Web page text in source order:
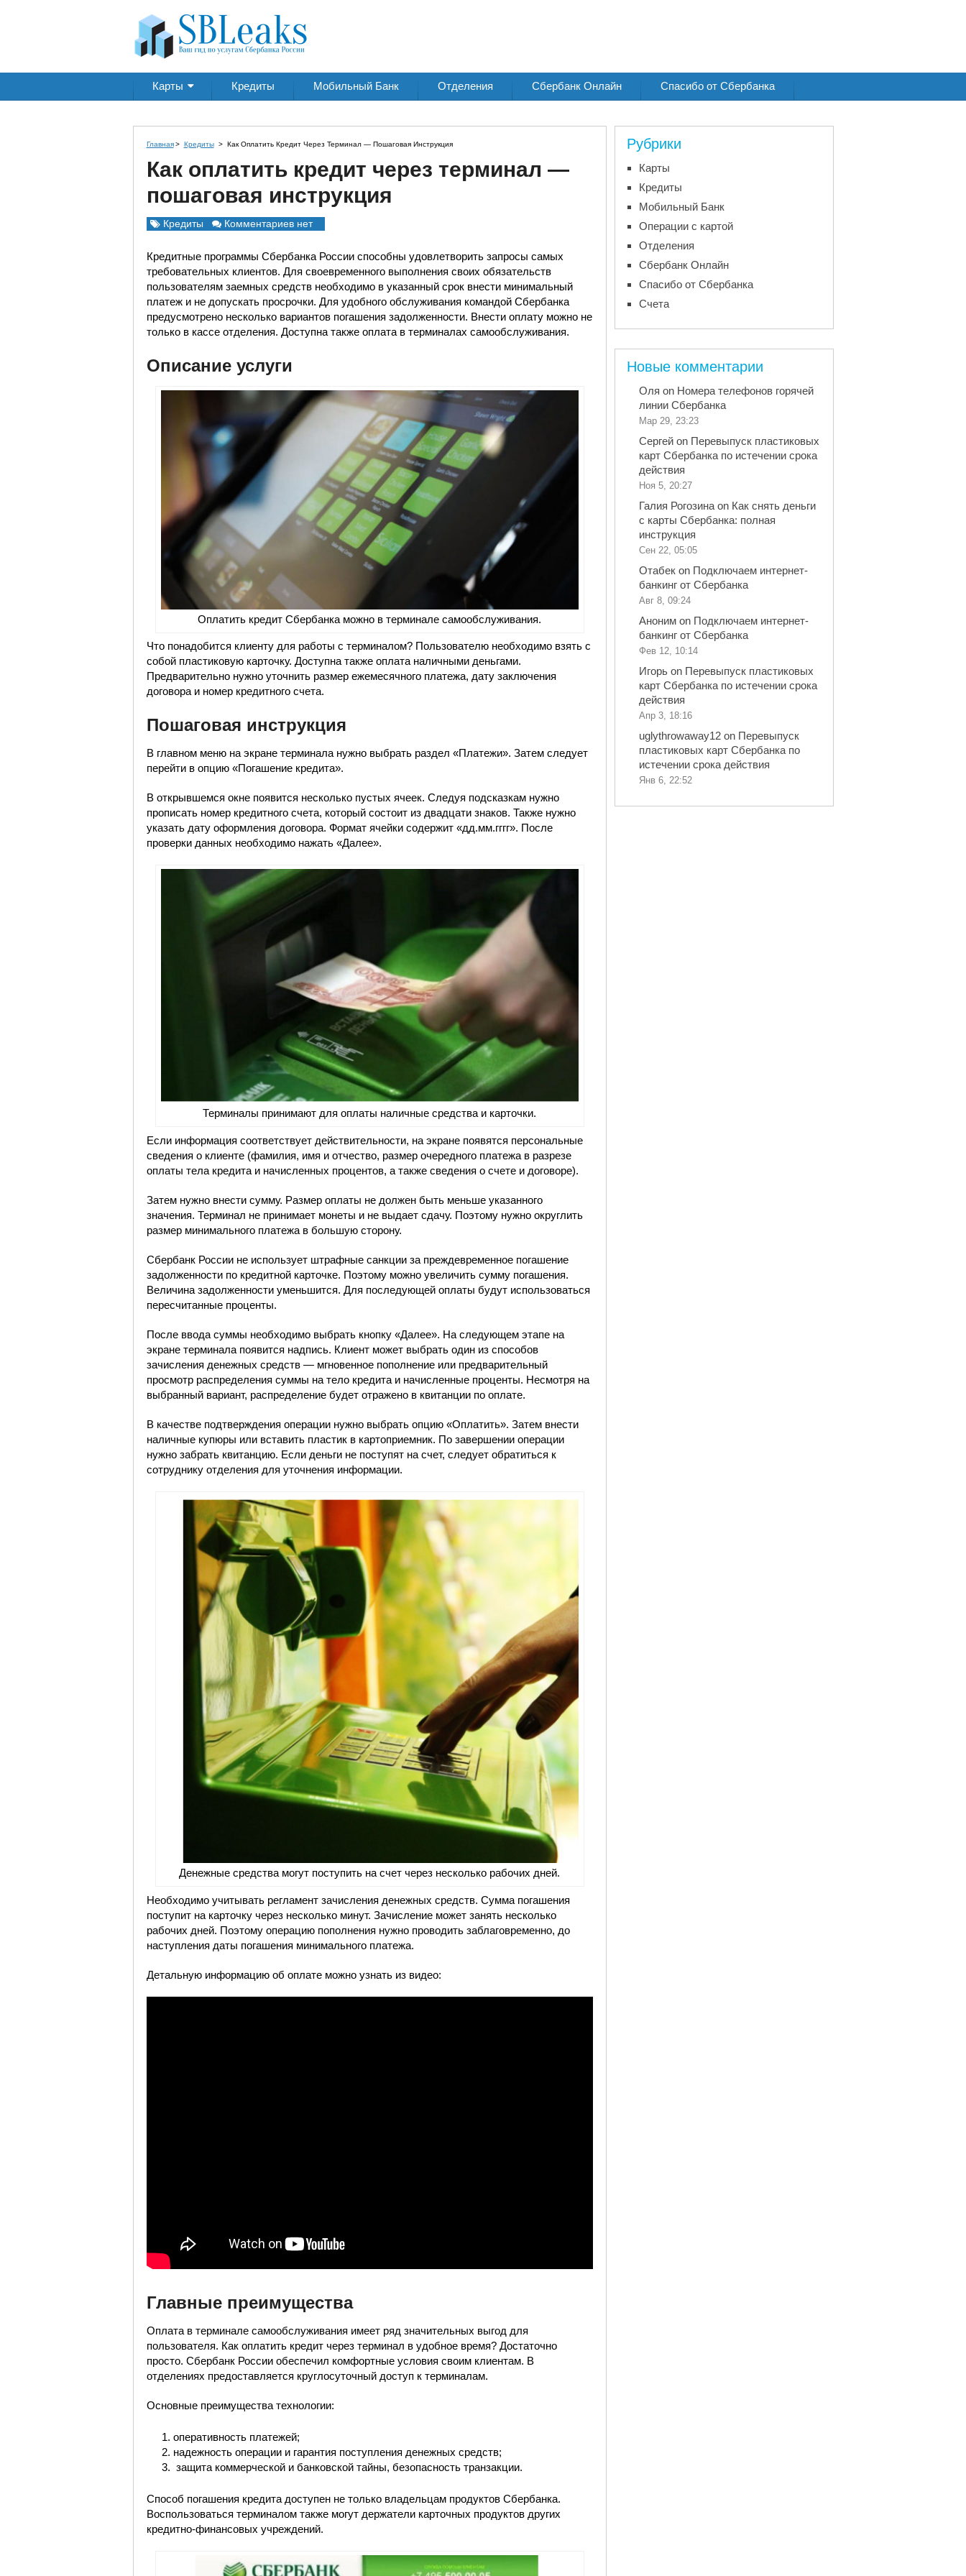
Карты Кредиты Мобильный Банк Отделения Сбербанк Онлайн Спасибо от Сбербанка
Главная > Кредиты > Как Оплатить Кредит Через Терминал — Пошаговая Инструкция
Как оплатить кредит через терминал —
пошаговая инструкция
Кредиты Комментариев нет
Кредитные программы Сбербанка России способны удовлетворить запросы самых
требовательных клиентов. Для своевременного выполнения своих обязательств
пользователям заемных средств необходимо в указанный срок внести минимальный
платеж и не допускать просрочки. Для удобного обслуживания командой Сбербанка
предусмотрено несколько вариантов погашения задолженности. Внести оплату можно не
только в кассе отделения. Доступна также оплата в терминалах самообслуживания.
Описание услуги
Оплатить кредит Сбербанка можно в терминале самообслуживания.
Что понадобится клиенту для работы с терминалом? Пользователю необходимо взять с
собой пластиковую карточку. Доступна также оплата наличными деньгами.
Предварительно нужно уточнить размер ежемесячного платежа, дату заключения
договора и номер кредитного счета.
Пошаговая инструкция
В главном меню на экране терминала нужно выбрать раздел «Платежи». Затем следует
перейти в опцию «Погашение кредита».
В открывшемся окне появится несколько пустых ячеек. Следуя подсказкам нужно
прописать номер кредитного счета, который состоит из двадцати знаков. Также нужно
указать дату оформления договора. Формат ячейки содержит «дд.мм.гггг». После
проверки данных необходимо нажать «Далее».
Терминалы принимают для оплаты наличные средства и карточки.
Если информация соответствует действительности, на экране появятся персональные
сведения о клиенте (фамилия, имя и отчество, размер очередного платежа в разрезе
оплаты тела кредита и начисленных процентов, а также сведения о счете и договоре).
Затем нужно внести сумму. Размер оплаты не должен быть меньше указанного
значения. Терминал не принимает монеты и не выдает сдачу. Поэтому нужно округлить
размер минимального платежа в большую сторону.
Сбербанк России не использует штрафные санкции за преждевременное погашение
задолженности по кредитной карточке. Поэтому можно увеличить сумму погашения.
Величина задолженности уменьшится. Для последующей оплаты будут использоваться
пересчитанные проценты.
После ввода суммы необходимо выбрать кнопку «Далее». На следующем этапе на
экране терминала появится надпись. Клиент может выбрать один из способов
зачисления денежных средств — мгновенное пополнение или предварительный
просмотр распределения суммы на тело кредита и начисленные проценты. Несмотря на
выбранный вариант, распределение будет отражено в квитанции по оплате.
В качестве подтверждения операции нужно выбрать опцию «Оплатить». Затем внести
наличные купюры или вставить пластик в картоприемник. По завершении операции
нужно забрать квитанцию. Если деньги не поступят на счет, следует обратиться к
сотруднику отделения для уточнения информации.
Денежные средства могут поступить на счет через несколько рабочих дней.
Необходимо учитывать регламент зачисления денежных средств. Сумма погашения
поступит на карточку через несколько минут. Зачисление может занять несколько
рабочих дней. Поэтому операцию пополнения нужно проводить заблаговременно, до
наступления даты погашения минимального платежа.
Детальную информацию об оплате можно узнать из видео:
Главные преимущества
Оплата в терминале самообслуживания имеет ряд значительных выгод для
пользователя. Как оплатить кредит через терминал в удобное время? Достаточно
просто. Сбербанк России обеспечил комфортные условия своим клиентам. В
отделениях предоставляется круглосуточный доступ к терминалам.
Основные преимущества технологии:
оперативность платежей;
надежность операции и гарантия поступления денежных средств;
защита коммерческой и банковской тайны, безопасность транзакции.
Способ погашения кредита доступен не только владельцам продуктов Сбербанка.
Воспользоваться терминалом также могут держатели карточных продуктов других
кредитно-финансовых учреждений.
Рубрики
Карты
Кредиты
Мобильный Банк
Операции с картой
Отделения
Сбербанк Онлайн
Спасибо от Сбербанка
Счета
Новые комментарии
Оля on Номера телефонов горячей
линии Сбербанка
Мар 29, 23:23
Сергей on Перевыпуск пластиковых
карт Сбербанка по истечении срока
действия
Ноя 5, 20:27
Галия Рогозина on Как снять деньги
с карты Сбербанка: полная
инструкция
Сен 22, 05:05
Отабек on Подключаем интернет-
банкинг от Сбербанка
Авг 8, 09:24
Аноним on Подключаем интернет-
банкинг от Сбербанка
Фев 12, 10:14
Игорь on Перевыпуск пластиковых
карт Сбербанка по истечении срока
действия
Апр 3, 18:16
uglythrowaway12 on Перевыпуск
пластиковых карт Сбербанка по
истечении срока действия
Янв 6, 22:52